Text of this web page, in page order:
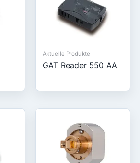
Aktuelle Produkte
GAT Reader 550 AA